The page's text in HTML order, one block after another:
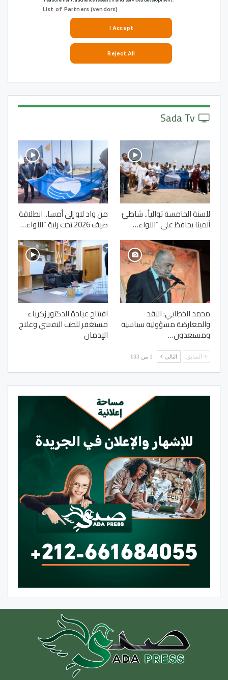
للسنة الخامسة توالياً.. شاطئ
ألمينا يحافظ على “اللواء…
من واد لاو إلى أمسا.. انطلاقة
صيف 2026 تحت راية “اللواء…
محمد الخطابي: النقد
والمعارضة مسؤولية سياسية
ومستعدون…
افتتاح عيادة الدكتور زكرياء
مستغفر للطب النفسي وعلاج
الإدمان
السابق التالي 1 من 133